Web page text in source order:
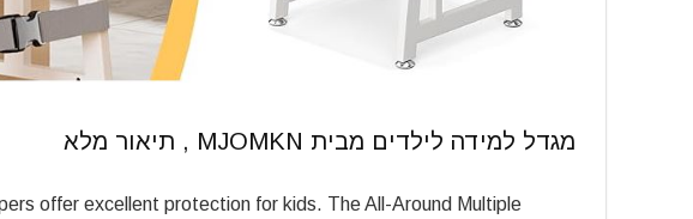
מגדל למידה לילדים מבית MJOMKN , תיאור מלא
offer excellent protection for kids. The All-Around Multiple